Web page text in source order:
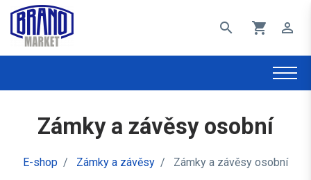
search shopping_cart perm_identity
Zámky a závěsy osobní
E-shop / Zámky a závěsy / Zámky a závěsy osobní